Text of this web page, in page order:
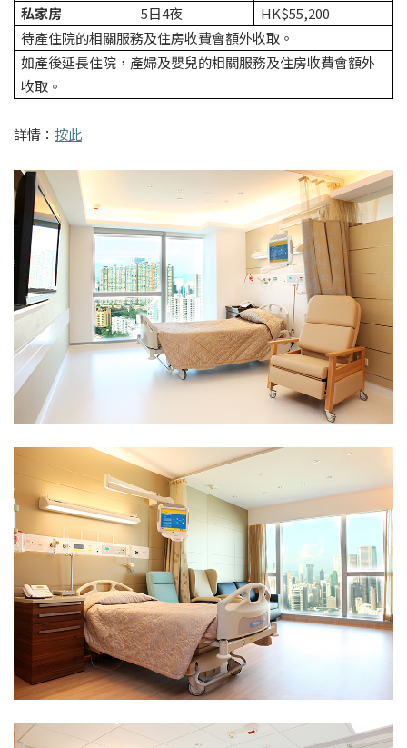
私家房
5日4夜
HK$55,200
待產住院的相關服務及住房收費會額外收取。
如產後延長住院，產婦及嬰兒的相關服務及住房收費會額外
收取。
詳情： 按此